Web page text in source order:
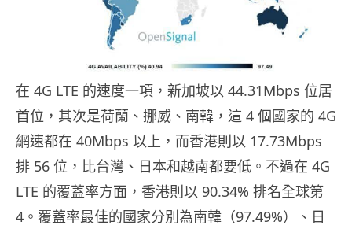
在 4G LTE 的速度一項，新加坡以 44.31Mbps 位居
首位，其次是荷蘭、挪威、南韓，這 4 個國家的 4G
網速都在 40Mbps 以上，而香港則以 17.73Mbps
排 56 位，比台灣、日本和越南都要低。不過在 4G
LTE 的覆蓋率方面，香港則以 90.34% 排名全球第
4。覆蓋率最佳的國家分別為南韓（97.49%）、日